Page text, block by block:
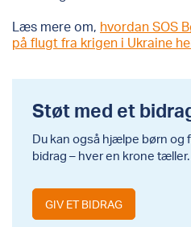
Læs mere om, hvordan SOS
på flugt fra krigen i Ukraine
Støt med et
Du kan også hjælpe børn og
bidrag – hver en krone tæller.
GIV ET BIDRAG